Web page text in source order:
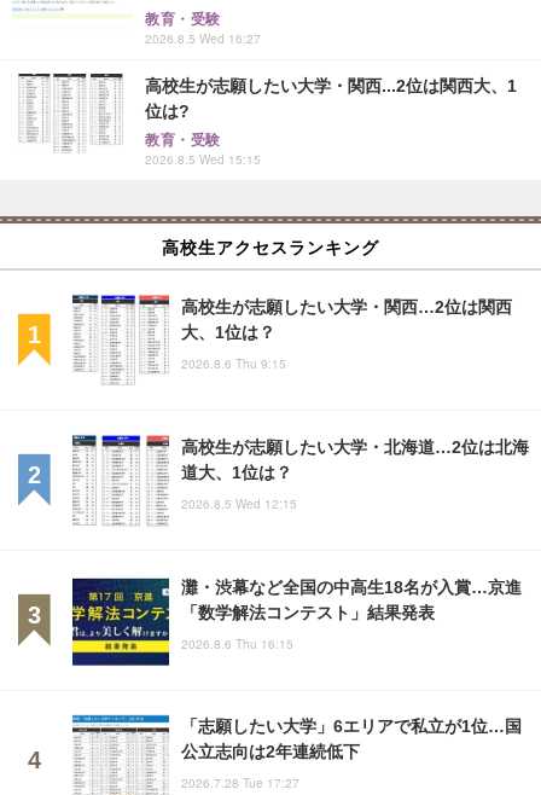
教育・受験
2026.8.5 Wed 16:27
高校生が志願したい大学・関西...2位は関西大、1
位は?
教育・受験
2026.8.5 Wed 15:15
高校生アクセスランキング
高校生が志願したい大学・関西…2位は関西
大、1位は？
2026.8.6 Thu 9:15
高校生が志願したい大学・北海道…2位は北海
道大、1位は？
2026.8.5 Wed 12:15
灘・渋幕など全国の中高生18名が入賞…京進
「数学解法コンテスト」結果発表
2026.8.6 Thu 16:15
「志願したい大学」6エリアで私立が1位…国
公立志向は2年連続低下
2026.7.28 Tue 17:27